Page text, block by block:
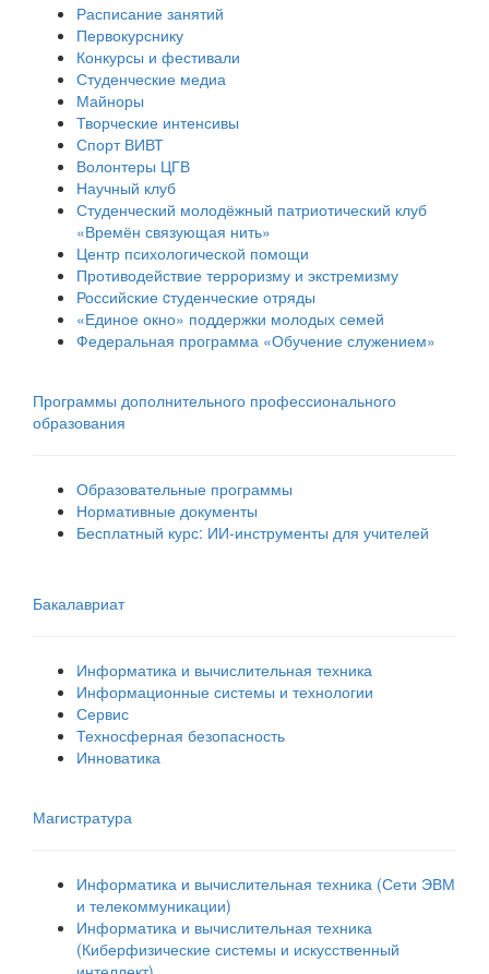
Расписание занятий
Первокурснику
Конкурсы и фестивали
Студенческие медиа
Майноры
Творческие интенсивы
Спорт ВИВТ
Волонтеры ЦГВ
Научный клуб
Студенческий молодёжный патриотический клуб
«Времён связующая нить»
Центр психологической помощи
Противодействие терроризму и экстремизму
Российские cтуденческие отряды
«Единое окно» поддержки молодых семей
Федеральная программа «Обучение служением»
Программы дополнительного профессионального
образования
Образовательные программы
Нормативные документы
Бесплатный курс: ИИ‑инструменты для учителей
Бакалавриат
Информатика и вычислительная техника
Информационные системы и технологии
Сервис
Техносферная безопасность
Инноватика
Магистратура
Информатика и вычислительная техника (Сети ЭВМ
и телекоммуникации)
Информатика и вычислительная техника
(Киберфизические системы и искусственный